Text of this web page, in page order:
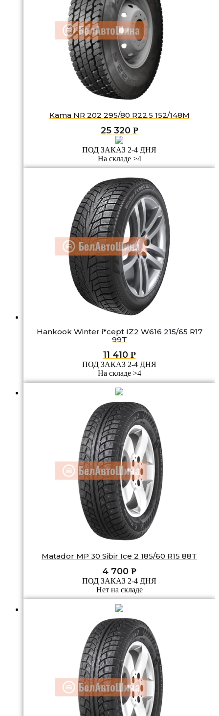
Kama NR 202 295/80 R22.5 152/148M
25 320 Р
ПОД ЗАКАЗ 2-4 ДНЯ
На складе >4
Hankook Winter i*cept IZ2 W616 215/65 R17
99T
11 410 Р
ПОД ЗАКАЗ 2-4 ДНЯ
На складе >4
Matador MP 30 Sibir Ice 2 185/60 R15 88T
4 700 Р
ПОД ЗАКАЗ 2-4 ДНЯ
Нет на складе